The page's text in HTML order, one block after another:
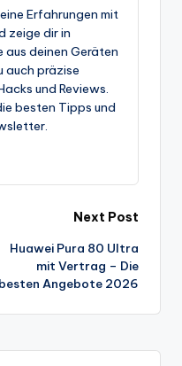
Erfahrungen mit
zeige dir in
aus deinen Geräten
auch präzise
und Reviews.
besten Tipps und
Next Post
Huawei Pura 80 Ultra
mit Vertrag – Die
besten Angebote 2026